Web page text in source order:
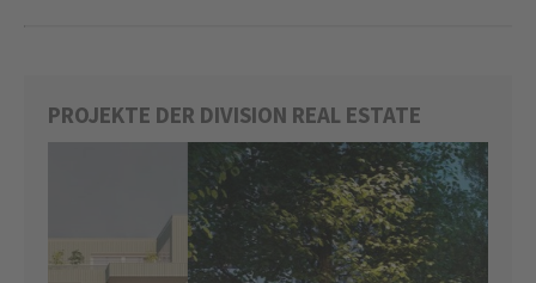
PROJEKTE DER DIVISION REAL ESTATE